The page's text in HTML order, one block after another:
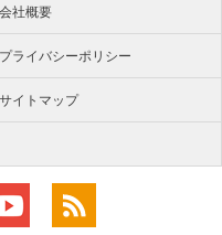
会社概要
プライバシーポリシー
サイトマップ